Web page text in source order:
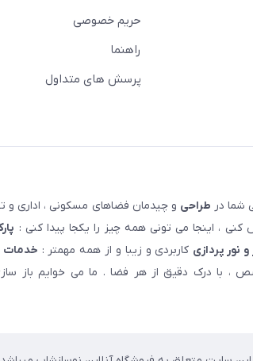
حریم خصوصی
راهنما
پرسش های متداول
شما در طراحی و چیدمان فضاهای مسکونی ، اداری و
، اینجا می تونی همه چیز را یکجا پیدا کنی :
پردازی کاربردی و زیبا و از همه مهمتر : خدمات
با درک دقیق از هر فضا . ما می خوایم باز